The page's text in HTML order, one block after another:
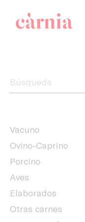
Vacuno
Ovino-Caprino
Porcino
Aves
Elaborados
Otras carnes